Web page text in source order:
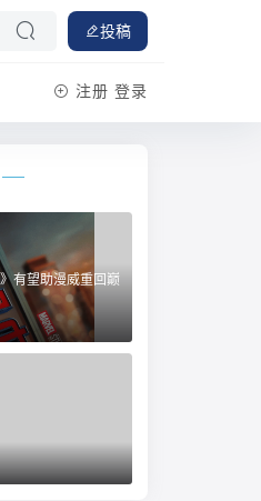
投稿
注册 登录
有望助漫威重回巅